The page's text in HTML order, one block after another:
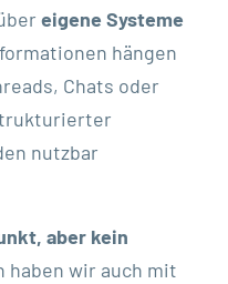
eigene Systeme
hängen
Chats oder
nutzbar
aber kein
haben wir auch mit